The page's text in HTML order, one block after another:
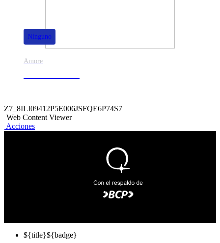
Ninguno
Amore
Z7_8ILI09412P5E006JSFQE6P74S7
Web Content Viewer
Acciones
${title}${badge}